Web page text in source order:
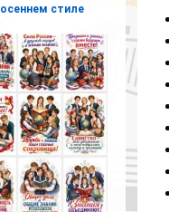
стиле